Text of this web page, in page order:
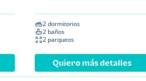
2 dormitorios
2 baños
2 parqueos
Quiero más detalles